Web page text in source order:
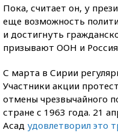
Пока, считает он, у
еще возможность
и достигнуть
призывают ООН и
С марта в Сирии
Участники акции
отмены чрезвычайного
стране с 1963 года. 21
Асад удовлетворил это